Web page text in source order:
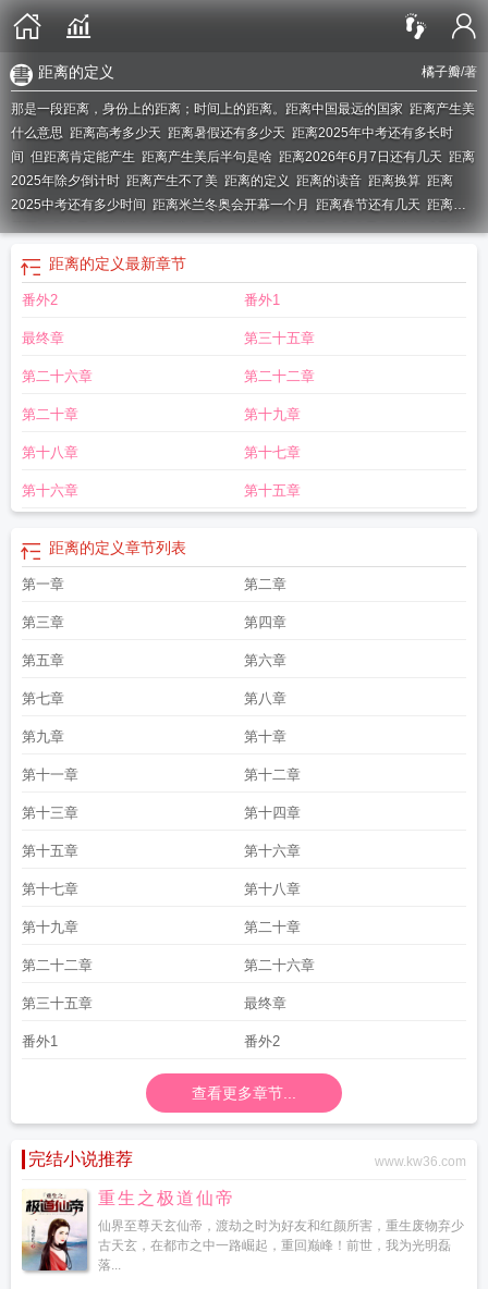
橘子瓣/著
距离的定义
那是一段距离，身份上的距离；时间上的距离。 距离中国最远的国家 距离产生美
什么意思 距离高考多少天 距离暑假还有多少天 距离2025年中考还有多长时
间 但距离肯定能产生 距离产生美后半句是啥 距离2026年6月7日还有几天 距离
2025年除夕倒计时 距离产生不了美 距离的定义 距离的读音 距离换算 距离
2025中考还有多少时间 距离米兰冬奥会开幕一个月 距离春节还有几天 距离春
节还有多少天?距离除夕距离的英文距离一建考试还有多少天距离地球最近的
距离2026年9月1日还有多少天
元旦还有多少天
2026年1月1号还有多少天
距离的定义最新章节
番外2 番外1
最终章 第三十五章
第二十六章 第二十二章
第二十章 第十九章
第十八章 第十七章
第十六章 第十五章
距离的定义章节列表
第一章 第二章
第三章 第四章
第五章 第六章
第七章 第八章
第九章 第十章
第十一章 第十二章
第十三章 第十四章
第十五章 第十六章
第十七章 第十八章
第十九章 第二十章
第二十二章 第二十六章
第三十五章 最终章
番外1 番外2
查看更多章节...
完结小说推荐 www.kw36.com
重生之极道仙帝
仙界至尊天玄仙帝，渡劫之时为好友和红颜所害，重生废物弃少
古天玄，在都市之中一路崛起，重回巅峰！前世，我为光明磊
落...